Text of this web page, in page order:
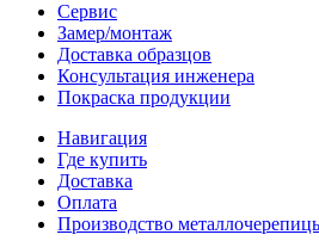
Сервис
Замер/монтаж
Доставка образцов
Консультация инженера
Покраска продукции
Навигация
Где купить
Доставка
Оплата
Производство